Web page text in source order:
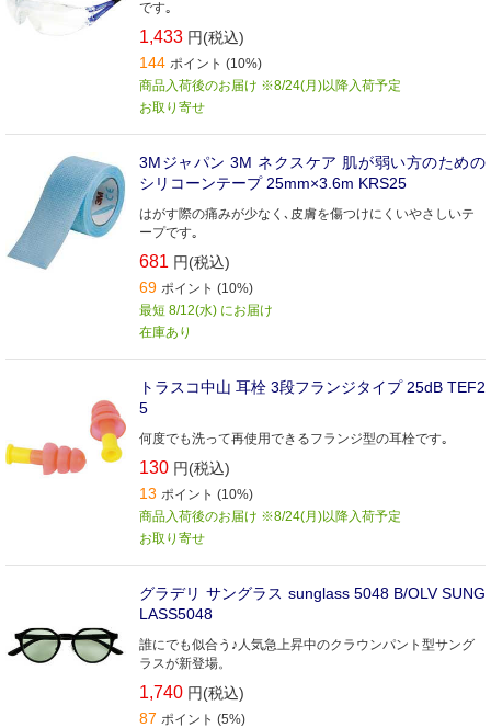
です｡
1,433 円(税込)
144 ポイント (10%)
商品入荷後のお届け ※8/24(月)以降入荷予定
お取り寄せ
3Mジャパン 3M ネクスケア 肌が弱い方のための
シリコーンテープ 25mm×3.6m KRS25
はがす際の痛みが少なく､皮膚を傷つけにくいやさしいテ
ープです｡
681 円(税込)
69 ポイント (10%)
最短 8/12(水) にお届け
在庫あり
トラスコ中山 耳栓 3段フランジタイプ 25dB TEF2
5
何度でも洗って再使用できるフランジ型の耳栓です｡
130 円(税込)
13 ポイント (10%)
商品入荷後のお届け ※8/24(月)以降入荷予定
お取り寄せ
グラデリ サングラス sunglass 5048 B/OLV SUNG
LASS5048
誰にでも似合う♪人気急上昇中のクラウンパント型サング
ラスが新登場。
1,740 円(税込)
87 ポイント (5%)